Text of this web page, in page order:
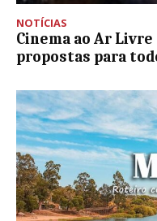
NOTÍCIAS
Cinema ao Ar
propostas para